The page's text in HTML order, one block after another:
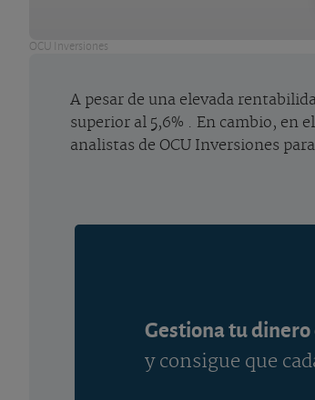
OCU Inversiones
A pesar de una elevada
superior al 5,6% . En cambio, en
analistas de OCU Inversiones
Gestiona tu
y consigue que